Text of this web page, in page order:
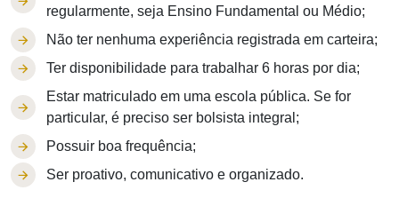
regularmente, seja Ensino Fundamental ou Médio;
Não ter nenhuma experiência registrada em carteira;
Ter disponibilidade para trabalhar 6 horas por dia;
Estar matriculado em uma escola pública. Se for
particular, é preciso ser bolsista integral;
Possuir boa frequência;
Ser proativo, comunicativo e organizado.